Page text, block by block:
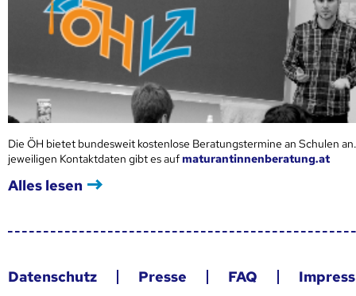
Die ÖH bietet bundesweit kostenlose Beratungstermine an Schulen
jeweiligen Kontaktdaten gibt es aufmaturantinnenberatung.at
Alles lesen
Datenschutz Presse FAQ